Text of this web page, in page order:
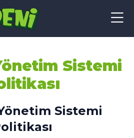
Sistemi
Sistemi